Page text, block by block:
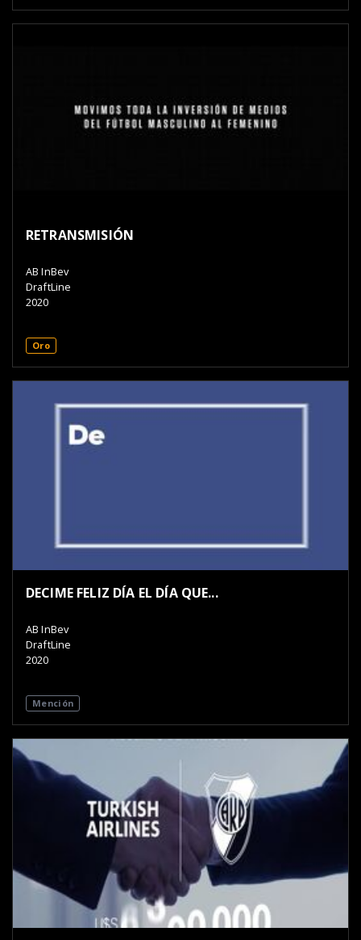
RETRANSMISIÓN
AB InBev
DraftLine
2020
Oro
DECIME FELIZ DÍA EL DÍA QUE...
AB InBev
DraftLine
2020
Mención